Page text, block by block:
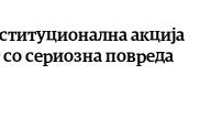
акција
сериозна повреда